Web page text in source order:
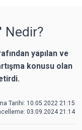
Nedir?
yapılan ve
konusu olan
Tarihi: 10.05.2022 21:15
03.09.2024 21:14